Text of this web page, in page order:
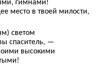
место в твоей милости,
светом
спаситель, —
высокими